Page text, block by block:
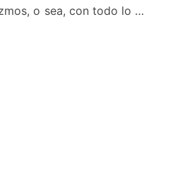
o sea, con todo lo …